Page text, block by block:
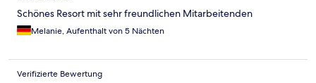
Schönes Resort mit sehr freundlichen Mitarbeitenden
Melanie, Aufenthalt von 5 Nächten
Verifizierte Bewertung